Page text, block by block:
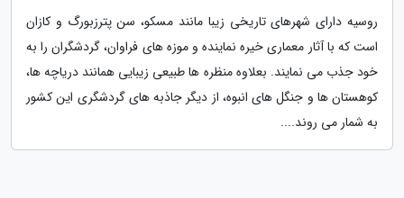
روسیه دارای شهرهای تاریخی زیبا مانند مسکو، سن پترزبورگ و کازان
است که با آثار معماری خیره نماینده و موزه های فراوان، گردشگران را به
خود جذب می نمایند. بعلاوه منظره ها طبیعی زیبایی همانند دریاچه ها،
کوهستان ها و جنگل های انبوه، از دیگر جاذبه های گردشگری این کشور
به شمار می روند....